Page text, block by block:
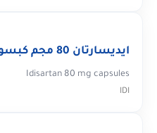
ايديسارتان 80 مجم كبسولات
Idisartan 80 mg capsules
IDI